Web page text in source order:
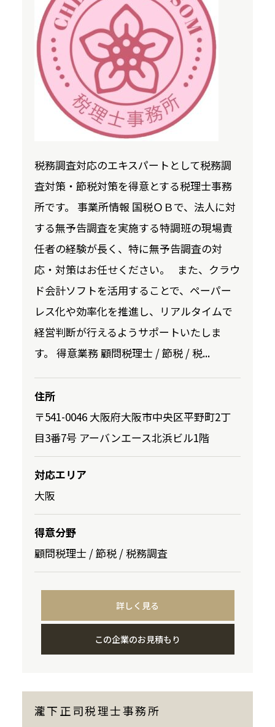
税務調査対応のエキスパートとして税務調
査対策・節税対策を得意とする税理士事務
所です。 事業所情報 国税ＯＢで、法人に対
する無予告調査を実施する特調班の現場責
任者の経験が長く、特に無予告調査の対
応・対策はお任せください。 また、クラウ
ド会計ソフトを活用することで、ペーパー
レス化や効率化を推進し、リアルタイムで
経営判断が行えるようサポートいたしま
す。 得意業務 顧問税理士 / 節税 / 税...
住所
〒541-0046 大阪府大阪市中央区平野町2丁
目3番7号 アーバンエース北浜ビル1階
対応エリア
大阪
得意分野
顧問税理士 / 節税 / 税務調査
詳しく見る
この企業のお見積もり
瀧下正司税理士事務所